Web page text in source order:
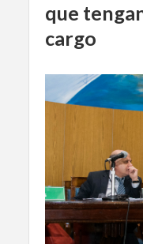
que
cargo